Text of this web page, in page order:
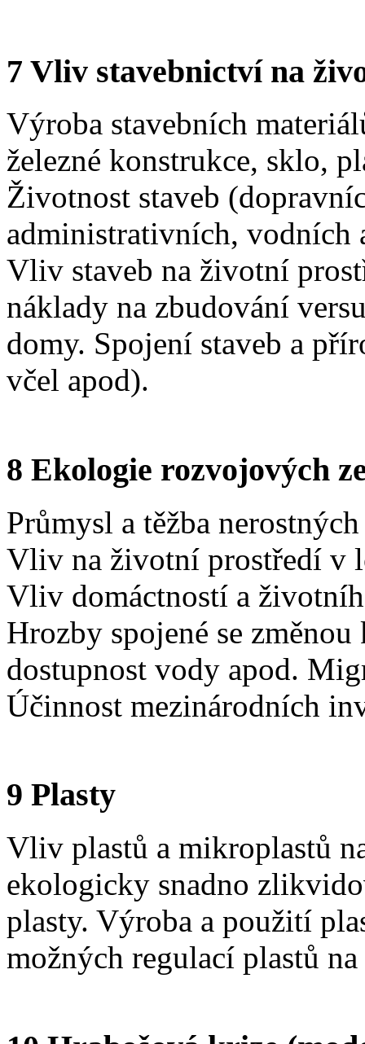
7 Vliv stavebnictví na
Výroba stavebních
železné konstrukce, sklo,
Životnost staveb
administrativních, vodních
Vliv staveb na životní
náklady na zbudování
domy. Spojení staveb a
včel apod).
8 Ekologie rozvojových
Průmysl a těžba
Vliv na životní prostředí v
Vliv domáctností a
Hrozby spojené se
dostupnost vody apod.
Účinnost mezinárodních
9 Plasty
Vliv plastů a mikroplastů
ekologicky snadno
plasty. Výroba a použití
možných regulací plastů